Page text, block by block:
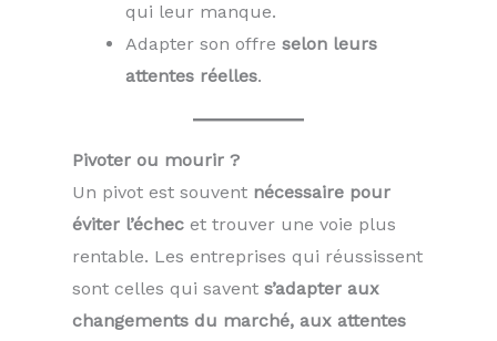
qui leur manque.
Adapter son offre selon leurs
attentes réelles.
Pivoter ou mourir ?
Un pivot est souvent nécessaire pour
éviter l’échec et trouver une voie plus
rentable. Les entreprises qui réussissent
sont celles qui savent s’adapter aux
changements du marché, aux attentes